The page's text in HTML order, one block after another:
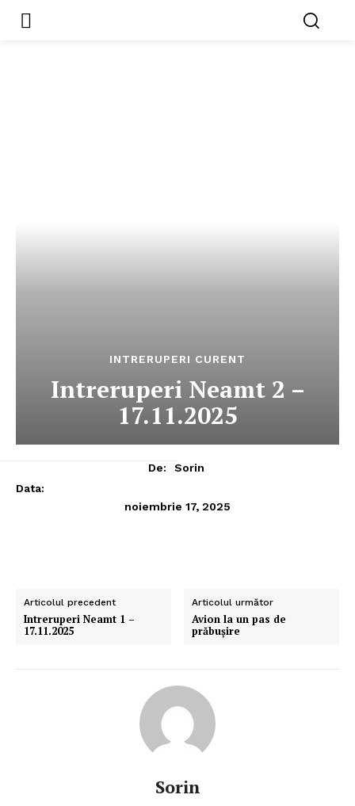
INTRERUPERI CURENT
Intreruperi Neamt 2 –
17.11.2025
De:
Sorin
Data:
noiembrie 17, 2025
Articolul precedent
Intreruperi Neamt 1 –
17.11.2025
Articolul următor
Avion la un pas de
prăbuşire
Sorin